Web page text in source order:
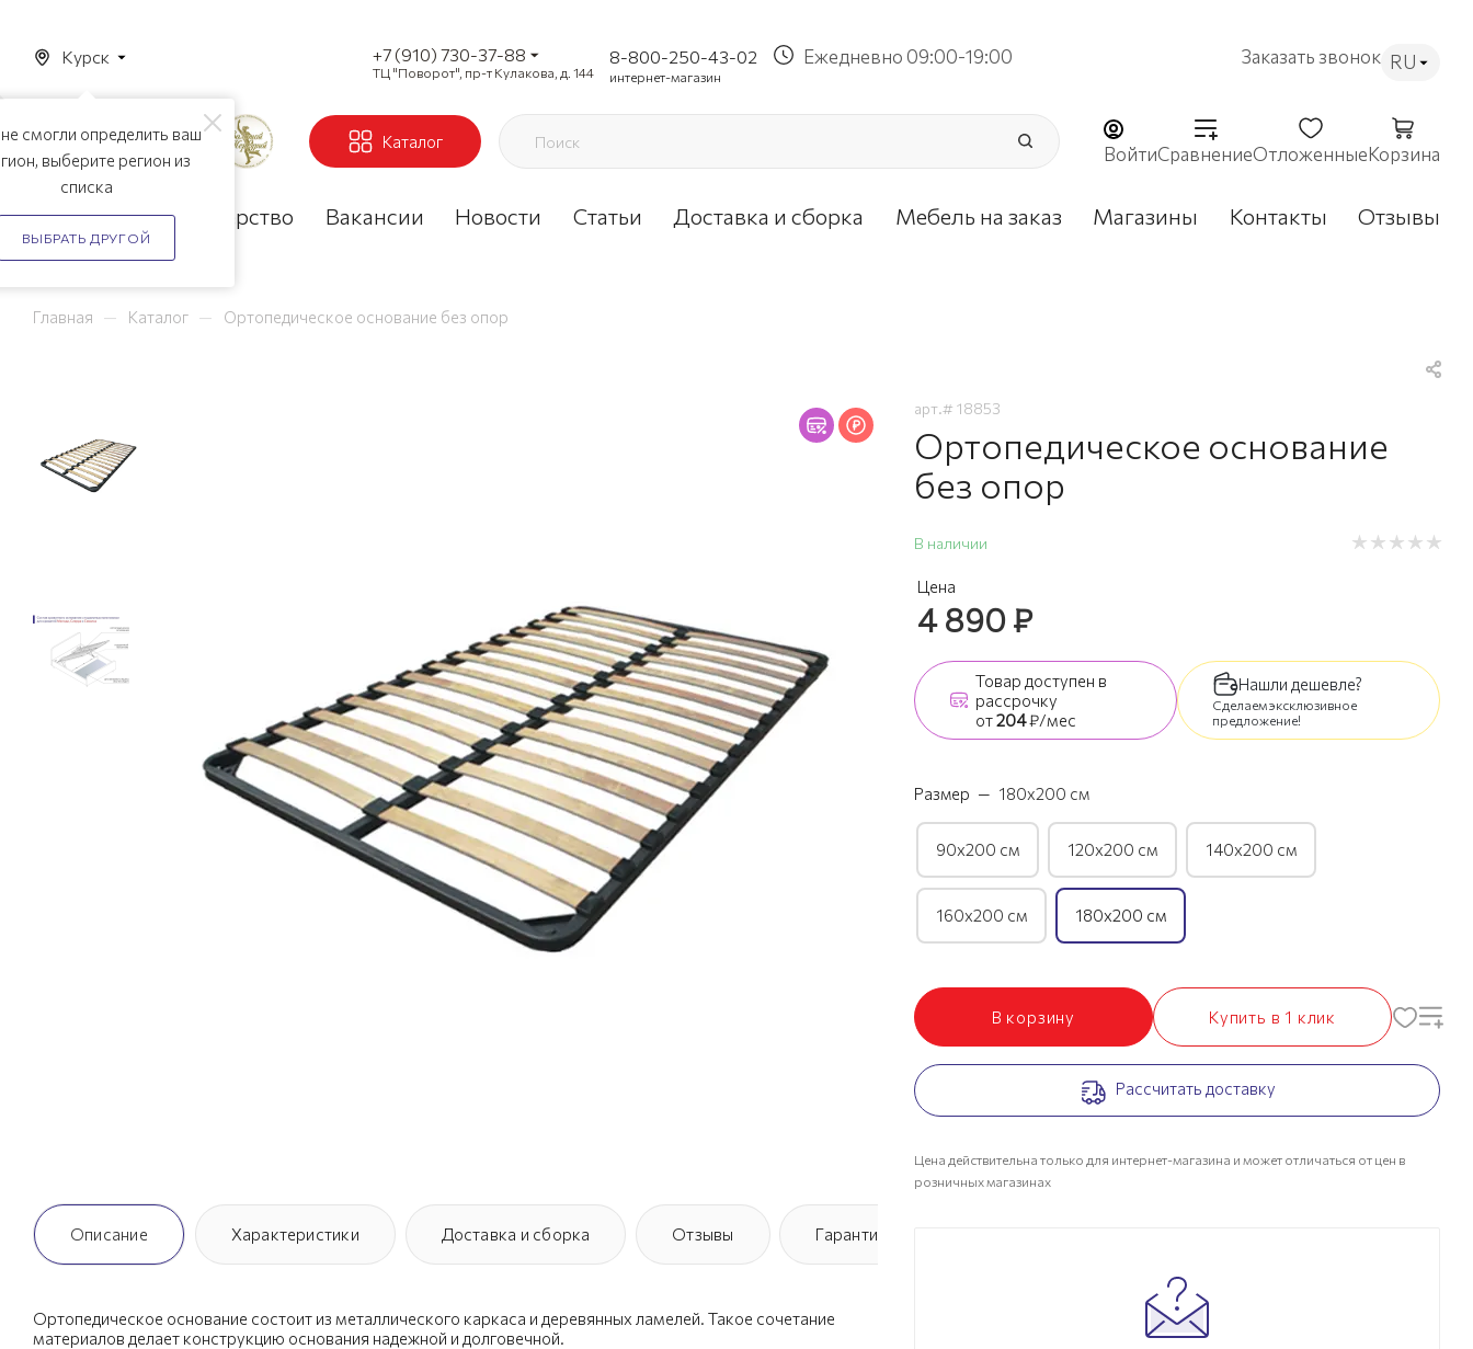
Курск
смогли определить ваш
выберите регион из
списка
ВЫБРАТЬ ДРУГОЙ
+7 (910) 730-37-88
ТЦ "Поворот", пр-т Кулакова, д. 144
8-800-250-43-02
интернет-магазин
Ежедневно 09:00-19:00 Заказать звонок RU
Каталог
ВойтиСравнениеОтложенныеКорзина
Акции Партнерство Вакансии Новости Статьи Доставка и сборка Мебель на заказ Магазины Контакты Отзывы
Главная — Каталог — Ортопедическое основание без опор
Описание Характеристики Доставка и сборка Отзывы Гарантия
Ортопедическое основание состоит из металлического каркаса и деревянных ламелей. Такое сочетание
материалов делает конструкцию основания надежной и долговечной.
арт.# 18853
Ортопедическое основание
без опор
В наличии
Цена
4 890₽
Товар доступен в
рассрочку
от204₽/мес
Нашли дешевле?
Сделаем эксклюзивное
предложение!
Размер — 180х200 см
90х200 см 120х200 см 140х200 см
160х200 см 180х200 см
В корзину Купить в 1 клик
Рассчитать доставку
Цена действительна только для интернет-магазина и может отличаться от цен в
розничных магазинах